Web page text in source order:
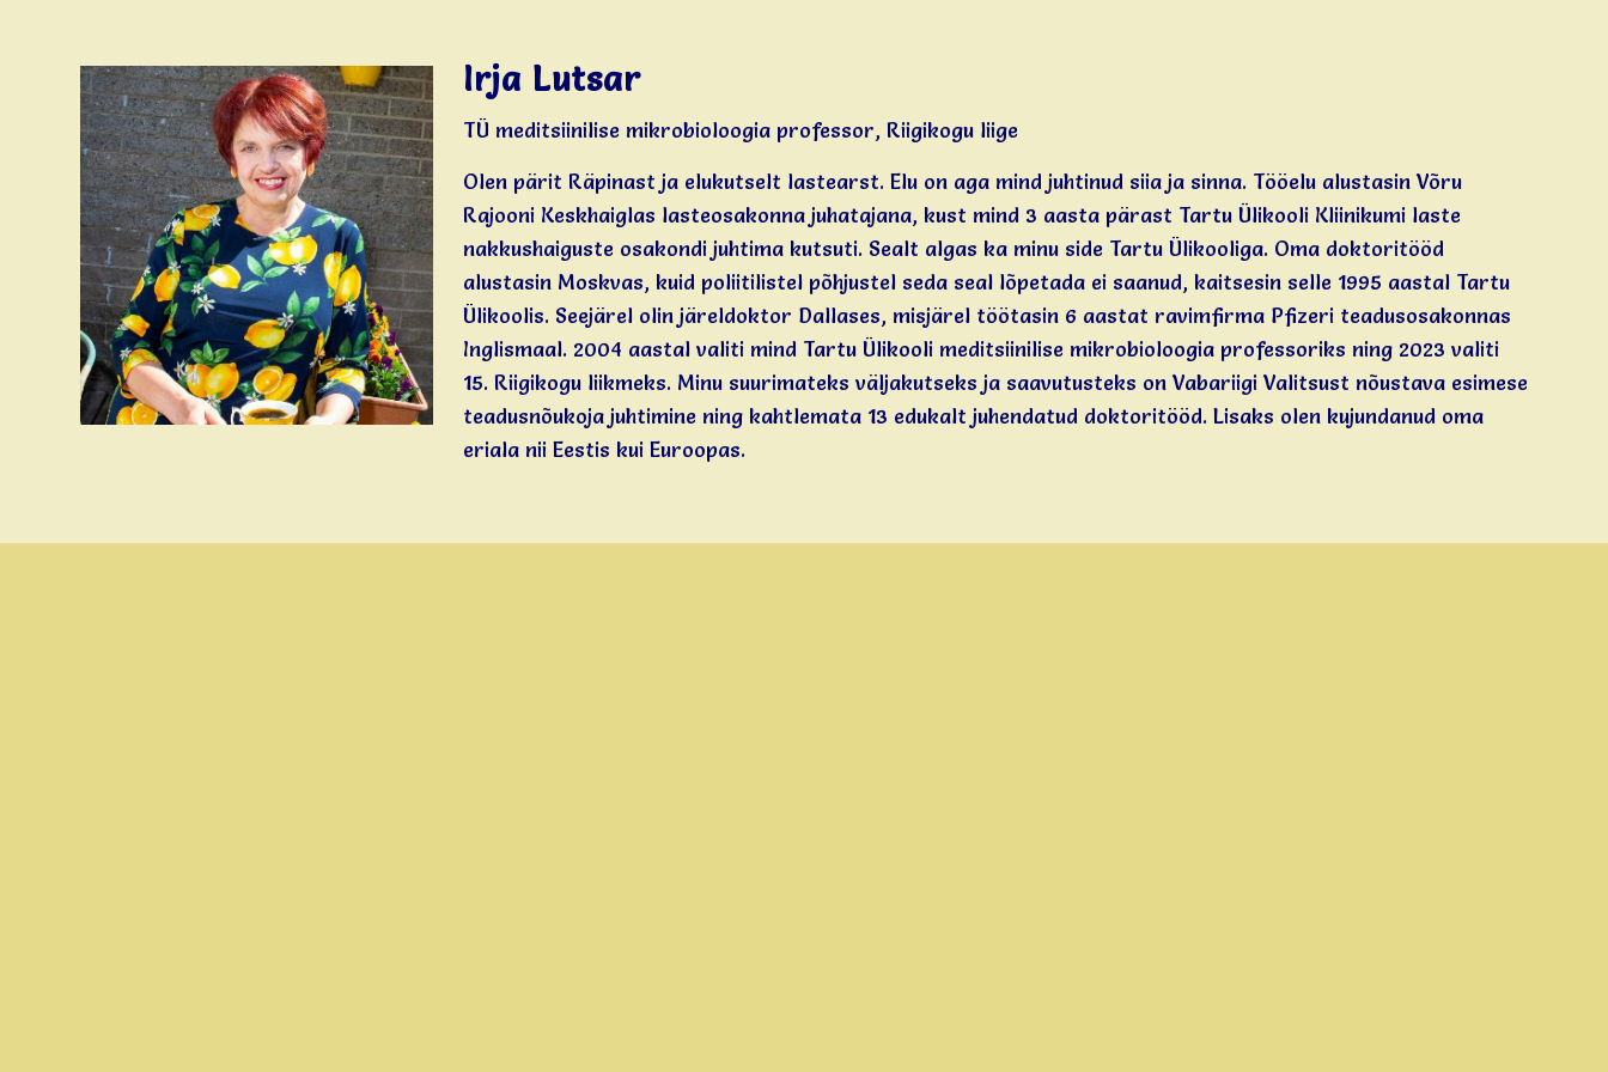
Irja Lutsar
TÜ meditsiinilise mikrobioloogia professor, Riigikogu liige
Olen pärit Räpinast ja elukutselt lastearst. Elu on aga mind juhtinud siia ja sinna. Tööelu alustasin Võru
Rajooni Keskhaiglas lasteosakonna juhatajana, kust mind 3 aasta pärast Tartu Ülikooli Kliinikumi laste
nakkushaiguste osakondi juhtima kutsuti. Sealt algas ka minu side Tartu Ülikooliga. Oma doktoritööd
alustasin Moskvas, kuid poliitilistel põhjustel seda seal lõpetada ei saanud, kaitsesin selle 1995 aastal Tartu
Ülikoolis. Seejärel olin järeldoktor Dallases, misjärel töötasin 6 aastat ravimfirma Pfizeri teadusosakonnas
Inglismaal. 2004 aastal valiti mind Tartu Ülikooli meditsiinilise mikrobioloogia professoriks ning 2023 valiti
15. Riigikogu liikmeks. Minu suurimateks väljakutseks ja saavutusteks on Vabariigi Valitsust nõustava esimese
teadusnõukoja juhtimine ning kahtlemata 13 edukalt juhendatud doktoritööd. Lisaks olen kujundanud oma
eriala nii Eestis kui Euroopas.